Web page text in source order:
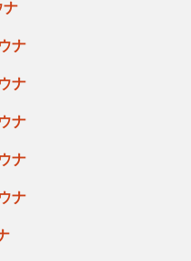
ナ
ナ
ナ
ナ
ナ
ナ